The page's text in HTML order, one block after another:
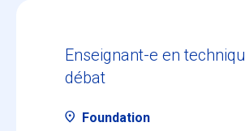
Enseignant-e en
débat
Foundation